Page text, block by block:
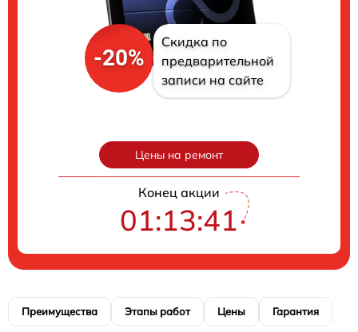
-20%
Скидка по
предварительной
записи на сайте
Цены на ремонт
Конец акции
01:13:40
Преимущества Этапы работ Цены Гарантия